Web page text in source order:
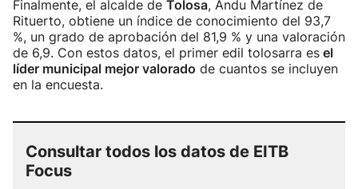
Finalmente, el alcalde de Tolosa, Andu Martínez de
Rituerto, obtiene un índice de conocimiento del 93,7
%, un grado de aprobación del 81,9 % y una valoración
de 6,9. Con estos datos, el primer edil tolosarra es el
líder municipal mejor valorado de cuantos se incluyen
en la encuesta.
Consultar todos los datos de EITB
Focus